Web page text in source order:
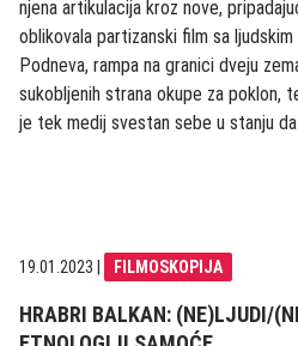
njena artikulacija kroz nove,
oblikovala partizanski film sa
Podneva, rampa na granici dveju
sukobljenih strana okupe za poklon,
je tek medij svestan sebe u stanju
19.01.2023 FILMOSKOPIJA
HRABRI BALKAN: (NE)LJUDI/